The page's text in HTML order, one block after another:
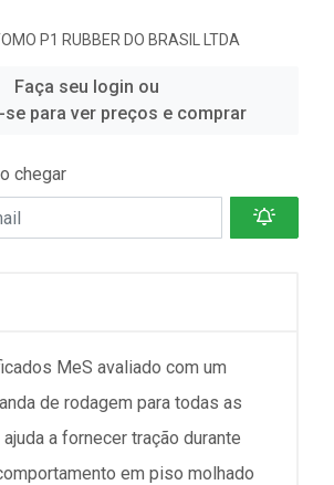
P1 RUBBER DO BRASIL LTDA
Faça seu login ou
se para ver preços e comprar
chegar
MeS avaliado com um
de rodagem para todas as
a fornecer tração durante
em piso molhado